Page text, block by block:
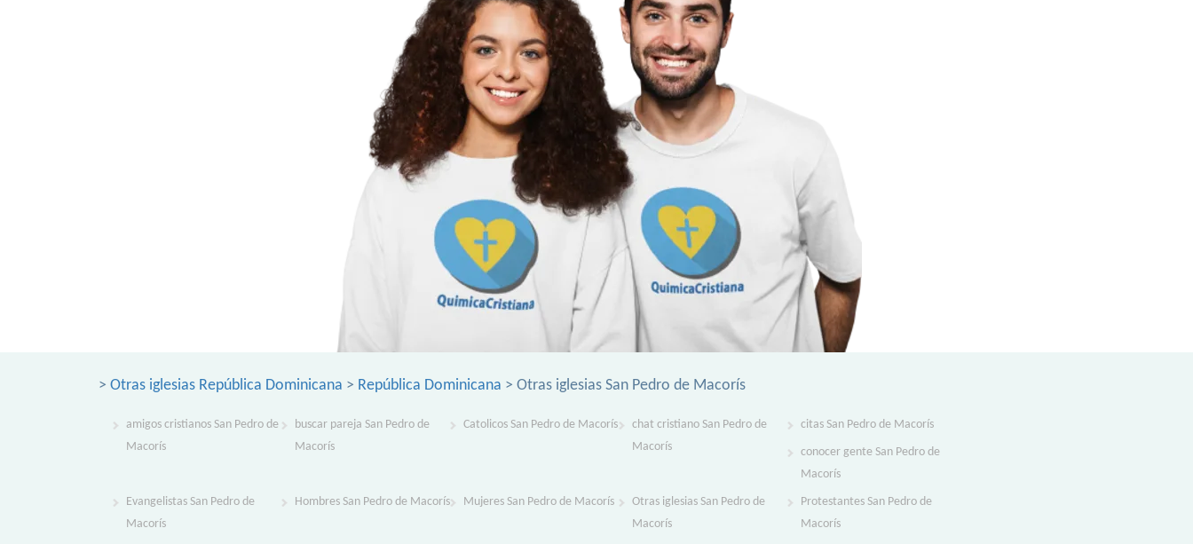
> Otras iglesias República Dominicana > República Dominicana > Otras iglesias San Pedro de Macorís
amigos cristianos San Pedro de
Macorís
buscar pareja San Pedro de
Macorís
Catolicos San Pedro de Macorís
chat cristiano San Pedro de
Macorís
citas San Pedro de Macorís
conocer gente San Pedro de
Macorís
Evangelistas San Pedro de
Macorís
Hombres San Pedro de Macorís Mujeres San Pedro de Macorís
Otras iglesias San Pedro de
Macorís
Protestantes San Pedro de
Macorís